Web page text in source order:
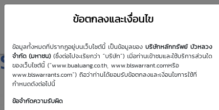
ข้อตกลงและเงื่อนไข
ข้อมูลทั้งหมดที่ปรากฏอยู่บนเว็บไซต์นี้ เป็นข้อมูลของ บริษัทหลักทรัพย์ บัวหลวง
จำกัด (มหาชน) (ซึ่งต่อไปจะเรียกว่า “บริษัท”) เมื่อท่านเข้าชมและใช้บริการส่วนใด
ของเว็บไซต์นี้ (“www.bualuang.co.th, www.blswarrant.comหรือ
www.blswarrants.com”) ถือว่าท่านได้ยอมรับข้อตกลงและเงื่อนไขการใช้ที่
กำหนดดังต่อไปนี้
ข้อจำกัดความรับผิด
SCC01C2607A